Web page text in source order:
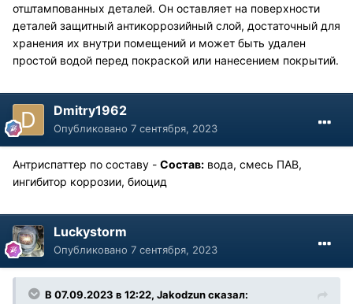
отштампованных деталей. Он оставляет на поверхности
деталей защитный антикоррозийный слой, достаточный для
хранения их внутри помещений и может быть удален
простой водой перед покраской или нанесением покрытий.
Dmitry1962
Опубликовано 7 сентября, 2023
Антриспаттер по составу - Состав: вода, смесь ПАВ,
ингибитор коррозии, биоцид
Luckystorm
Опубликовано 7 сентября, 2023
В 07.09.2023 в 12:22, Jakodzunсказал: